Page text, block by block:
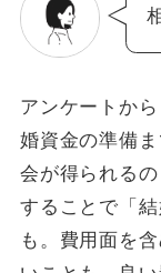
アンケートか
婚資金の準備
会が得られる
することで「
も。費用面を